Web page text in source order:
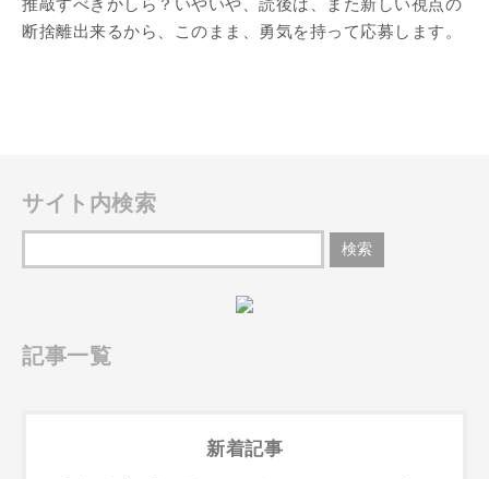
推敲すべきかしら？いやいや、読後は、また新しい視点の
断捨離出来るから、このまま、勇気を持って応募します。
サイト内検索
記事一覧
新着記事